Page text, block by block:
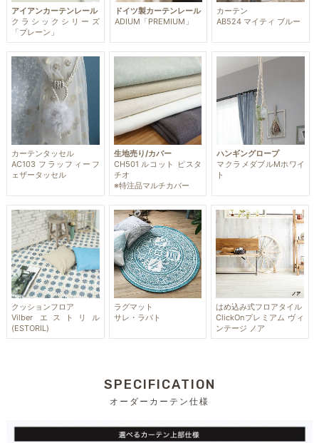
アイアンカーテンレール
クラシックシリーズ
「プレーン」
ドイツ製カーテンレール
ADIUM「PREMIUM」
カーテン
AB524 マイティ ブルー
カーテンタッセル
AC103 フラッフィーフ
ェザータッセル
生地売り/カバー
CH501 ルコット ピスタ
チオ
※特注品マルチカバー
ハンギングロープ
マクラメダブルMホワイ
ト
クッションフロア
Vilber エストリル
(ESTORIL)
ラグマット
サレ・ラバト
はめ込み式フロアタイル
ClickOnプレミアム ヴィ
ンテージ ノア
SPECIFICATION
オーダーカーテン仕様